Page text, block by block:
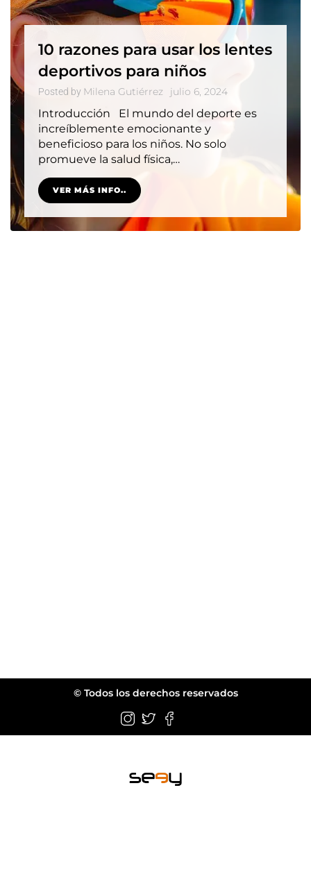
10 razones para usar los lentes
deportivos para niños
Posted by Milena Gutiérrez julio 6, 2024
Introducción El mundo del deporte es
increíblemente emocionante y
beneficioso para los niños. No solo
promueve la salud física,…
VER MÁS INFO..
© Todos los derechos reservados